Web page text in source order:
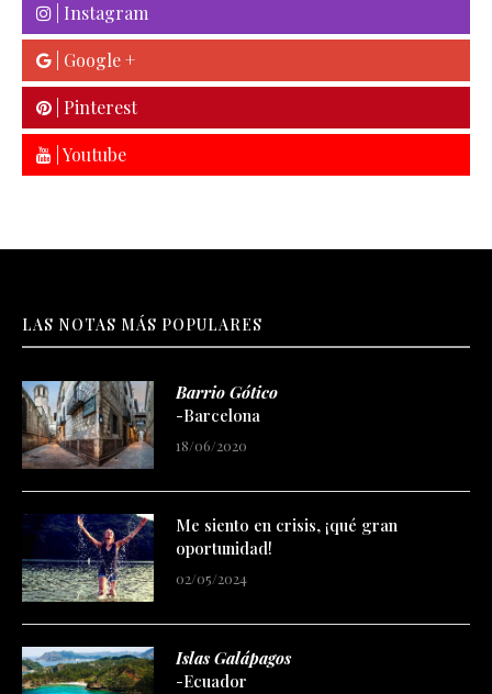
| Instagram
| Google +
| Pinterest
| Youtube
LAS NOTAS MÁS POPULARES
Barrio Gótico
-Barcelona
18/06/2020
Me siento en crisis, ¡qué gran
oportunidad!
02/05/2024
Islas Galápagos
-Ecuador